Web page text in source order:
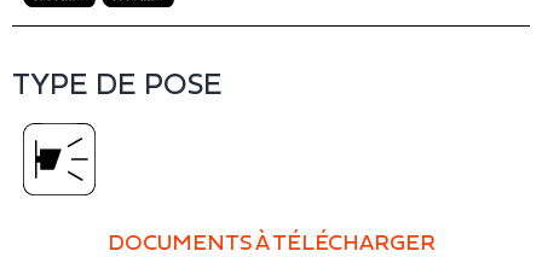
TYPE DE POSE
DOCUMENTS À TÉLÉCHARGER